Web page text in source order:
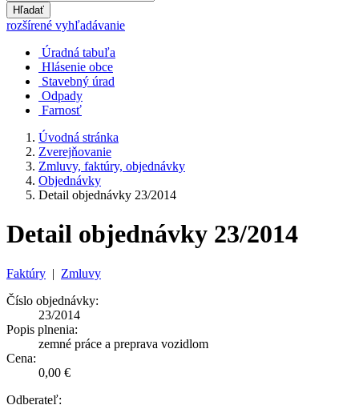
Hľadať
rozšírené vyhľadávanie
Úradná tabuľa
Hlásenie obce
Stavebný úrad
Odpady
Farnosť
Úvodná stránka
Zverejňovanie
Zmluvy, faktúry, objednávky
Objednávky
Detail objednávky 23/2014
Detail objednávky 23/2014
Faktúry | Zmluvy
Číslo objednávky:
23/2014
Popis plnenia:
zemné práce a preprava vozidlom
Cena:
0,00 €
Odberateľ: